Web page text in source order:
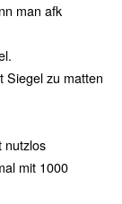
man afk
Siegel zu matten
nutzlos
mit 1000